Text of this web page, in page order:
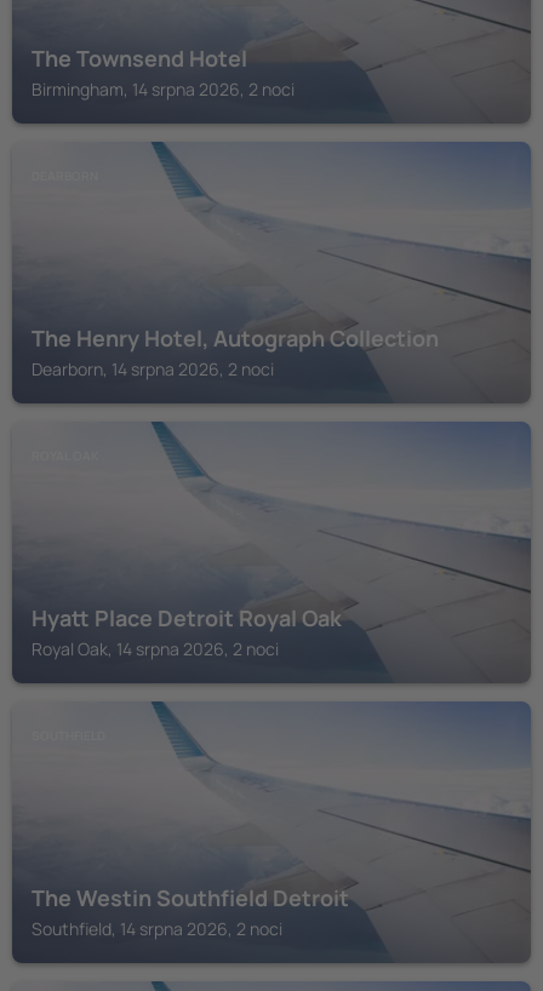
The Townsend Hotel
Birmingham, 14 srpna 2026, 2 noci
The Henry Hotel, Autograph Collection
Dearborn, 14 srpna 2026, 2 noci
Hyatt Place Detroit Royal Oak
Royal Oak, 14 srpna 2026, 2 noci
The Westin Southfield Detroit
Southfield, 14 srpna 2026, 2 noci